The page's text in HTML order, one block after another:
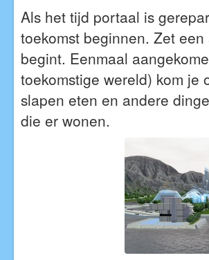
Als het tijd portaal is
toekomst beginnen. Zet
begint. Eenmaal
toekomstige wereld) kom je
slapen eten en andere
die er wonen.